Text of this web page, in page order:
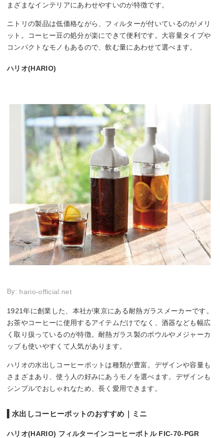
まざまなインテリアにあわせやすいのが特徴です。
ニトリの製品は低価格ながら、フィルターが付いているのがメリ
ット。コーヒー豆の処分が楽にできて便利です。大容量タイプや
コンパクトなモノもあるので、飲む量にあわせて選べます。
ハリオ(HARIO)
By: hario-official.net
1921年に創業した、本社が東京にある耐熱ガラスメーカーです。
お茶やコーヒーに使用するアイテムだけでなく、酒器なども幅広
く取り扱っているのが特徴。耐熱ガラス製のボウルやメジャーカ
ップも使いやすくて人気があります。
ハリオの水出しコーヒーポットは種類が豊富。デザインや容量も
さまざまあり、使う人の好みにあうモノを選べます。デザインも
シンプルでおしゃれなため、長く愛用できます。
水出しコーヒーポットのおすすめ｜ミニ
ハリオ(HARIO) フィルターインコーヒーボトル FIC-70-PGR